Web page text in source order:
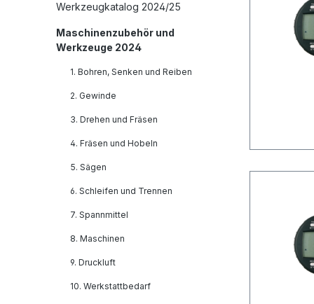
Werkzeugkatalog 2024/25
Maschinenzubehör und
Werkzeuge 2024
1. Bohren, Senken und Reiben
2. Gewinde
3. Drehen und Fräsen
4. Fräsen und Hobeln
5. Sägen
6. Schleifen und Trennen
7. Spannmittel
8. Maschinen
9. Druckluft
10. Werkstattbedarf